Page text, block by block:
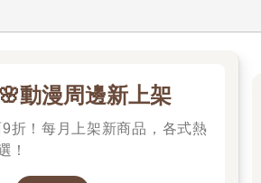
動漫周邊新上架
折！每月上架新商品，各式熱
！